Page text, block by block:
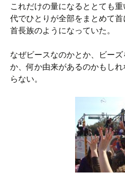
これだけの量になるととても
代でひとりが全部をまとめて
首長族のようになっていた。
なぜビースなのかとか、ビー
か、何か由来があるのかもし
らない。